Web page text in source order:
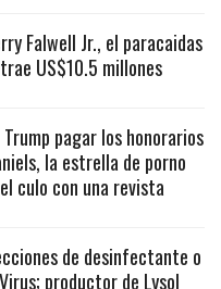
Falwell Jr., el paracaidas
US$10.5 millones
pagar los honorarios
la estrella de porno
culo con una revista
de desinfectante o
productor de Lysol